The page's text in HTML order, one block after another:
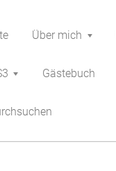
Über mich
Gästebuch